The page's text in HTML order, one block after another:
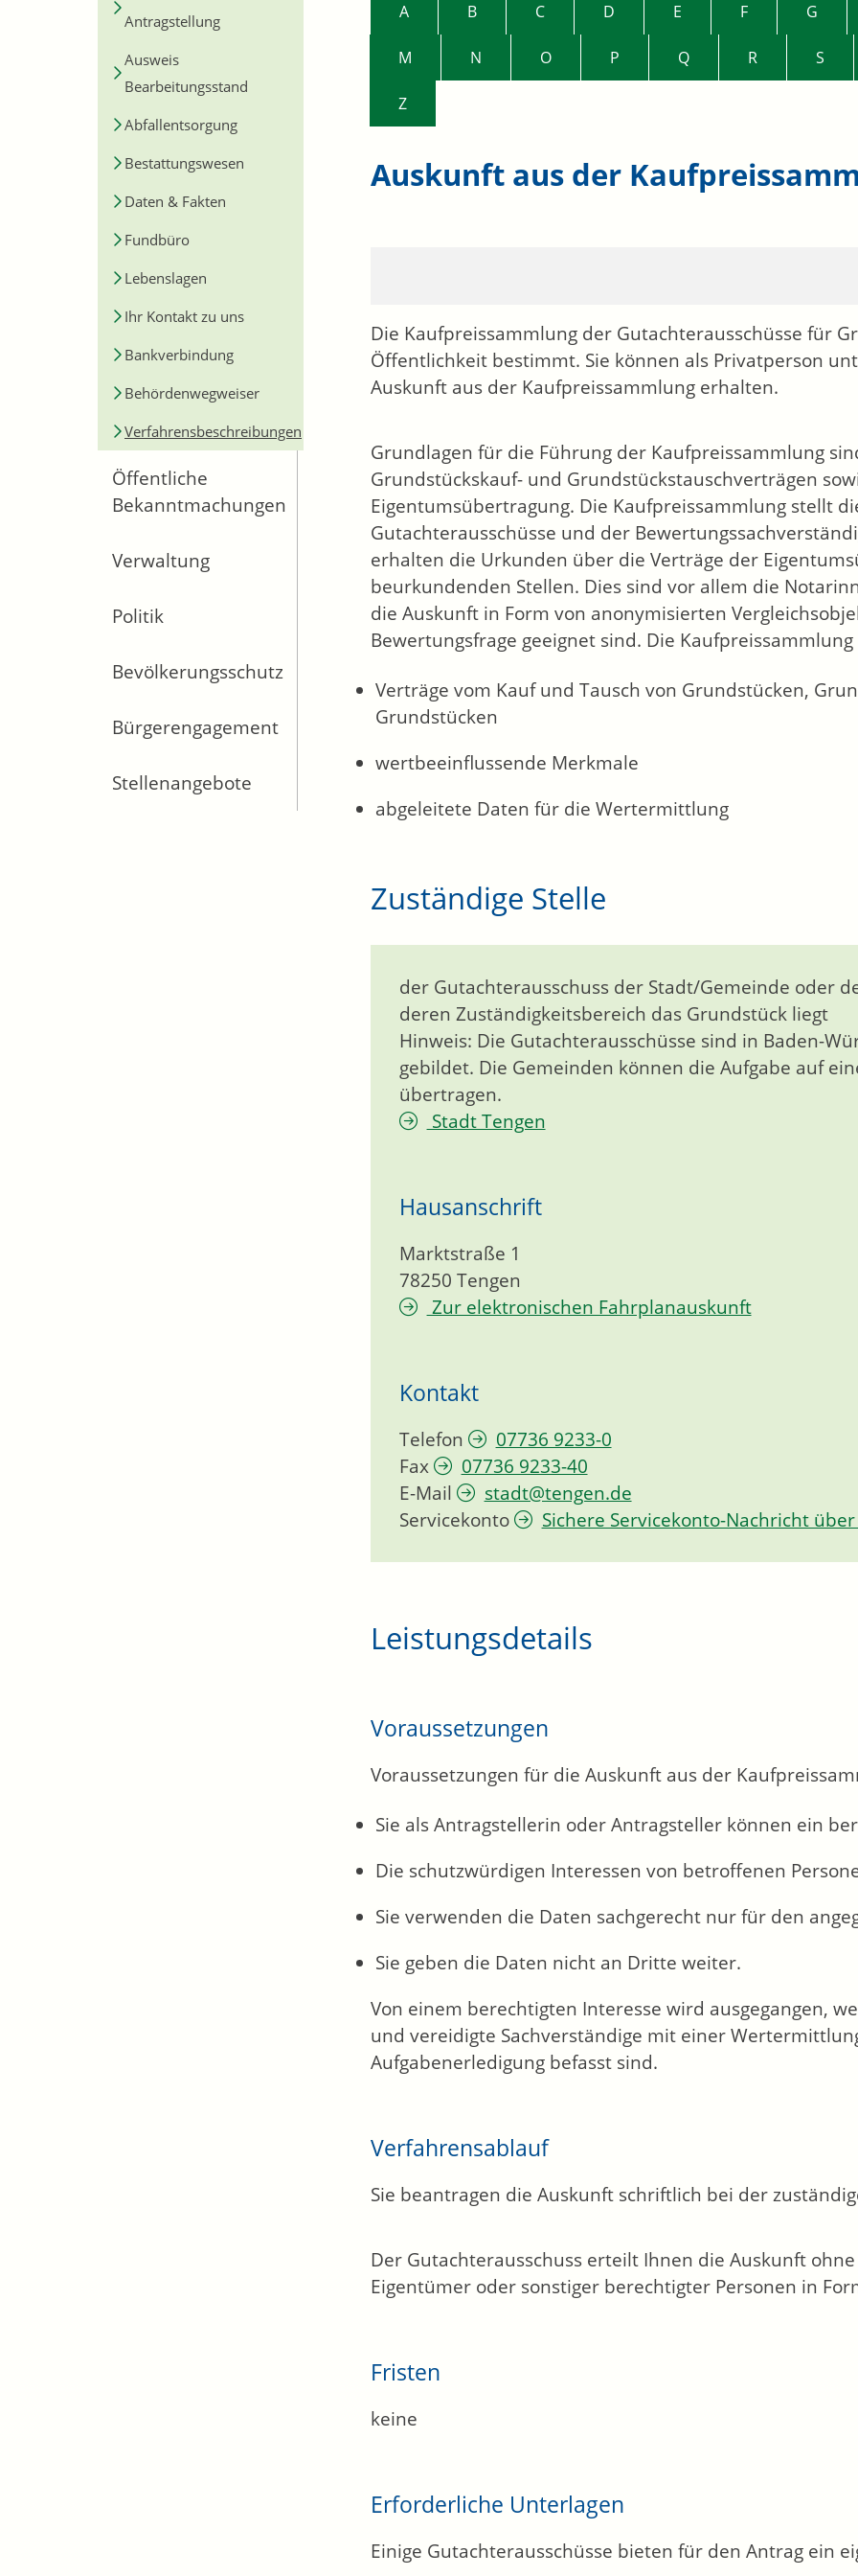
Antragstellung
Ausweis
Bearbeitungsstand
Abfallentsorgung
Bestattungswesen
Daten & Fakten
Fundbüro
Lebenslagen
Ihr Kontakt zu uns
Bankverbindung
Behördenwegweiser
Verfahrensbeschreibungen
Öffentliche
Bekanntmachungen
Verwaltung
Politik
Bevölkerungsschutz
Bürgerengagement
Stellenangebote
A B C D E F G
M N O P Q R S
Z
Auskunft aus der
Die Kaufpreissammlung der Gutachterausschüsse für
Öffentlichkeit bestimmt. Sie können als Privatperson
Auskunft aus der Kaufpreissammlung erhalten.
Grundlagen für die Führung der Kaufpreissammlung
Grundstückskauf- und Grundstückstauschverträgen
Eigentumsübertragung. Die Kaufpreissammlung stellt
Gutachterausschüsse und der
erhalten die Urkunden über die Verträge der
beurkundenden Stellen. Dies sind vor allem die
die Auskunft in Form von anonymisierten
Bewertungsfrage geeignet sind. Die
Verträge vom Kauf und Tausch von Grundstücken,
Grundstücken
wertbeeinflussende Merkmale
abgeleitete Daten für die Wertermittlung
Zuständige Stelle
der Gutachterausschuss der Stadt/Gemeinde oder
deren Zuständigkeitsbereich das Grundstück liegt
Hinweis: Die Gutachterausschüsse sind in Baden-
gebildet. Die Gemeinden können die Aufgabe auf
übertragen.
Stadt Tengen
Hausanschrift
Marktstraße 1
78250 Tengen
Zur elektronischen Fahrplanauskunft
Kontakt
Telefon
07736 9233-0
Fax
07736 9233-40
E-Mail
stadt@tengen.de
Servicekonto
Sichere Servicekonto-Nachricht
Leistungsdetails
Voraussetzungen
Voraussetzungen für die Auskunft aus der
Sie als Antragstellerin oder Antragsteller können ein
Die schutzwürdigen Interessen von betroffenen
Sie verwenden die Daten sachgerecht nur für den
Sie geben die Daten nicht an Dritte weiter.
Von einem berechtigten Interesse wird ausgegangen,
und vereidigte Sachverständige mit einer
Aufgabenerledigung befasst sind.
Verfahrensablauf
Sie beantragen die Auskunft schriftlich bei der
Der Gutachterausschuss erteilt Ihnen die Auskunft
Eigentümer oder sonstiger berechtigter Personen in
Fristen
keine
Erforderliche Unterlagen
Einige Gutachterausschüsse bieten für den Antrag ein